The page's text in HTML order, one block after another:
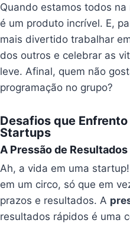
Quando estamos todos
é um produto incrível. E,
mais divertido trabalhar
dos outros e celebrar as
leve. Afinal, quem não
programação no grupo?
Desafios que
Startups
A Pressão de
Ah, a vida em uma
em um circo, só que em
prazos e resultados. A
resultados rápidos é uma